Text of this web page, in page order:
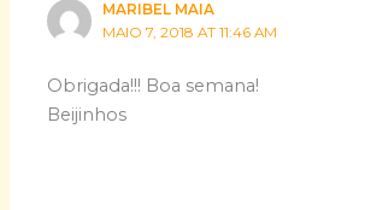
MARIBEL MAIA
MAIO 7, 2018 AT 11:46 AM
Obrigada!!! Boa semana!
Beijinhos